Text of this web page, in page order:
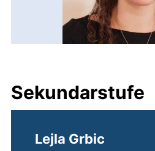
Sekundarstufe
Lejla Grbic